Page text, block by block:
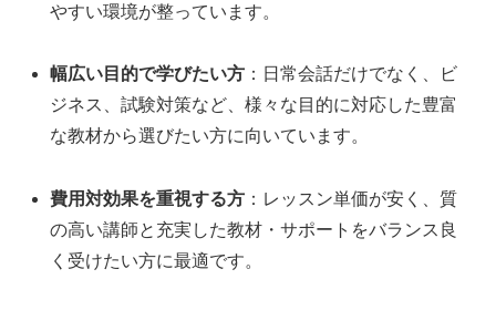
やすい環境が整っています。
幅広い目的で学びたい方 ：日常会話だけでなく、ビ
ジネス、試験対策など、様々な目的に対応した豊富
な教材から選びたい方に向いています。
費用対効果を重視する方 ：レッスン単価が安く、質
の高い講師と充実した教材・サポートをバランス良
く受けたい方に最適です。